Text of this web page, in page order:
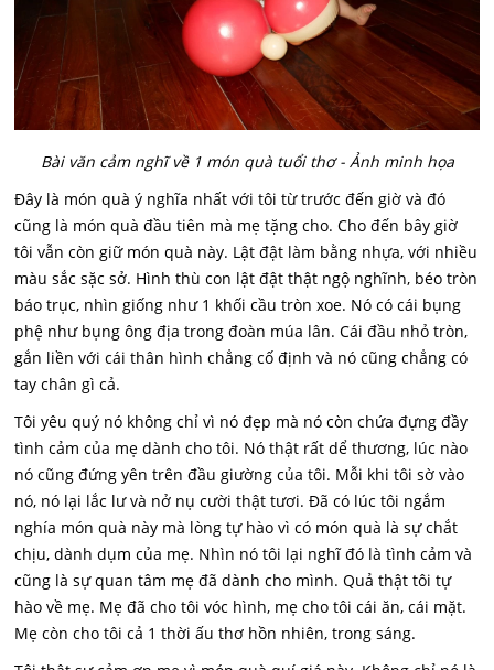
Bài văn cảm nghĩ về 1 món quà tuổi thơ - Ảnh minh họa
Đây là món quà ý nghĩa nhất với tôi từ trước đến giờ và đó
cũng là món quà đầu tiên mà mẹ tặng cho. Cho đến bây giờ
tôi vẫn còn giữ món quà này. Lật đật làm bằng nhựa, với nhiều
màu sắc sặc sở. Hình thù con lật đật thật ngộ nghĩnh, béo tròn
báo trục, nhìn giống như 1 khối cầu tròn xoe. Nó có cái bụng
phệ như bụng ông địa trong đoàn múa lân. Cái đầu nhỏ tròn,
gắn liền với cái thân hình chẳng cố định và nó cũng chẳng có
tay chân gì cả.
Tôi yêu quý nó không chỉ vì nó đẹp mà nó còn chứa đựng đầy
tình cảm của mẹ dành cho tôi. Nó thật rất dể thương, lúc nào
nó cũng đứng yên trên đầu giường của tôi. Mỗi khi tôi sờ vào
nó, nó lại lắc lư và nở nụ cười thật tươi. Đã có lúc tôi ngắm
nghía món quà này mà lòng tự hào vì có món quà là sự chắt
chịu, dành dụm của mẹ. Nhìn nó tôi lại nghĩ đó là tình cảm và
cũng là sự quan tâm mẹ đã dành cho mình. Quả thật tôi tự
hào về mẹ. Mẹ đã cho tôi vóc hình, mẹ cho tôi cái ăn, cái mặt.
Mẹ còn cho tôi cả 1 thời ấu thơ hồn nhiên, trong sáng.